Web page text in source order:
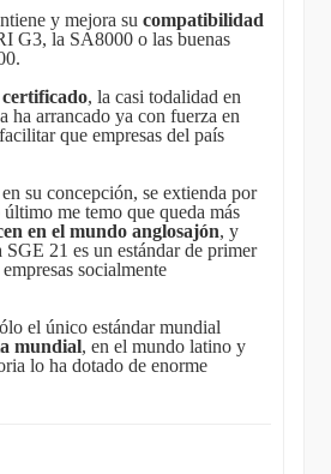
y mejora su compatibilidad
G3, la SA8000 o las buenas
, la casi todalidad en
ha arrancado ya con fuerza en
que empresas del país
su concepción, se extienda por
me temo que queda más
en el mundo anglosajón, y
21 es un estándar de primer
socialmente
el único estándar mundial
mundial, en el mundo latino y
lo ha dotado de enorme